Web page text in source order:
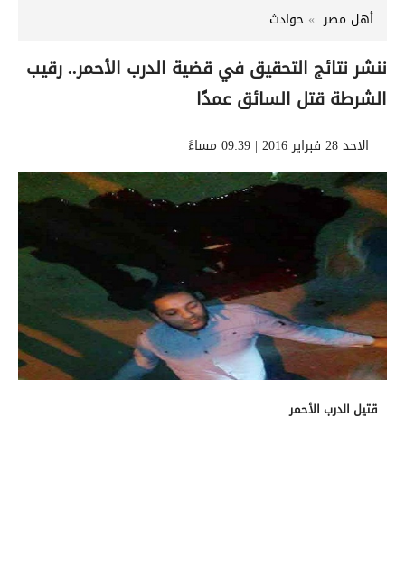
أهل مصر حوادث
ننشر نتائج التحقيق في قضية الدرب الأحمر.. رقيب
الشرطة قتل السائق عمدًا
الاحد 28 فبراير 2016 | 09:39 مساءً
قتيل الدرب الأحمر